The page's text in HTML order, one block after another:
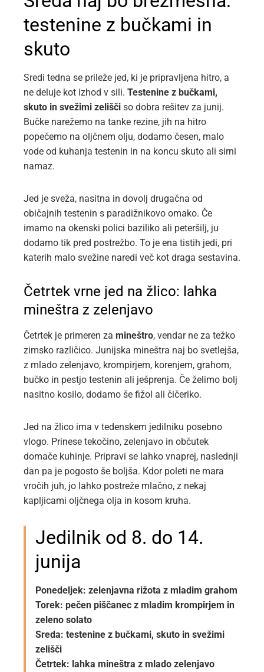
testenine z bučkami in
skuto
Sredi tedna se prileže jed, ki je pripravljena hitro, a
ne deluje kot izhod v sili. Testenine z bučkami,
skuto in svežimi zelišči so dobra rešitev za junij.
Bučke narežemo na tanke rezine, jih na hitro
popečemo na oljčnem olju, dodamo česen, malo
vode od kuhanja testenin in na koncu skuto ali sirni
namaz.
Jed je sveža, nasitna in dovolj drugačna od
običajnih testenin s paradižnikovo omako. Če
imamo na okenski polici baziliko ali peteršilj, ju
dodamo tik pred postrežbo. To je ena tistih jedi, pri
katerih malo svežine naredi več kot draga sestavina.
Četrtek vrne jed na žlico: lahka
mineštra z zelenjavo
Četrtek je primeren za mineštro, vendar ne za težko
zimsko različico. Junijska mineštra naj bo svetlejša,
z mlado zelenjavo, krompirjem, korenjem, grahom,
bučko in pestjo testenin ali ješprenja. Če želimo bolj
nasitno kosilo, dodamo še fižol ali čičeriko.
Jed na žlico ima v tedenskem jedilniku posebno
vlogo. Prinese tekočino, zelenjavo in občutek
domače kuhinje. Pripravi se lahko vnaprej, naslednji
dan pa je pogosto še boljša. Kdor poleti ne mara
vročih juh, jo lahko postreže mlačno, z nekaj
kapljicami oljčnega olja in kosom kruha.
Jedilnik od 8. do 14.
junija
Ponedeljek: zelenjavna rižota z mladim grahom
Torek: pečen piščanec z mladim krompirjem in
zeleno solato
Sreda: testenine z bučkami, skuto in svežimi
zelišči
Četrtek: lahka mineštra z mlado zelenjavo